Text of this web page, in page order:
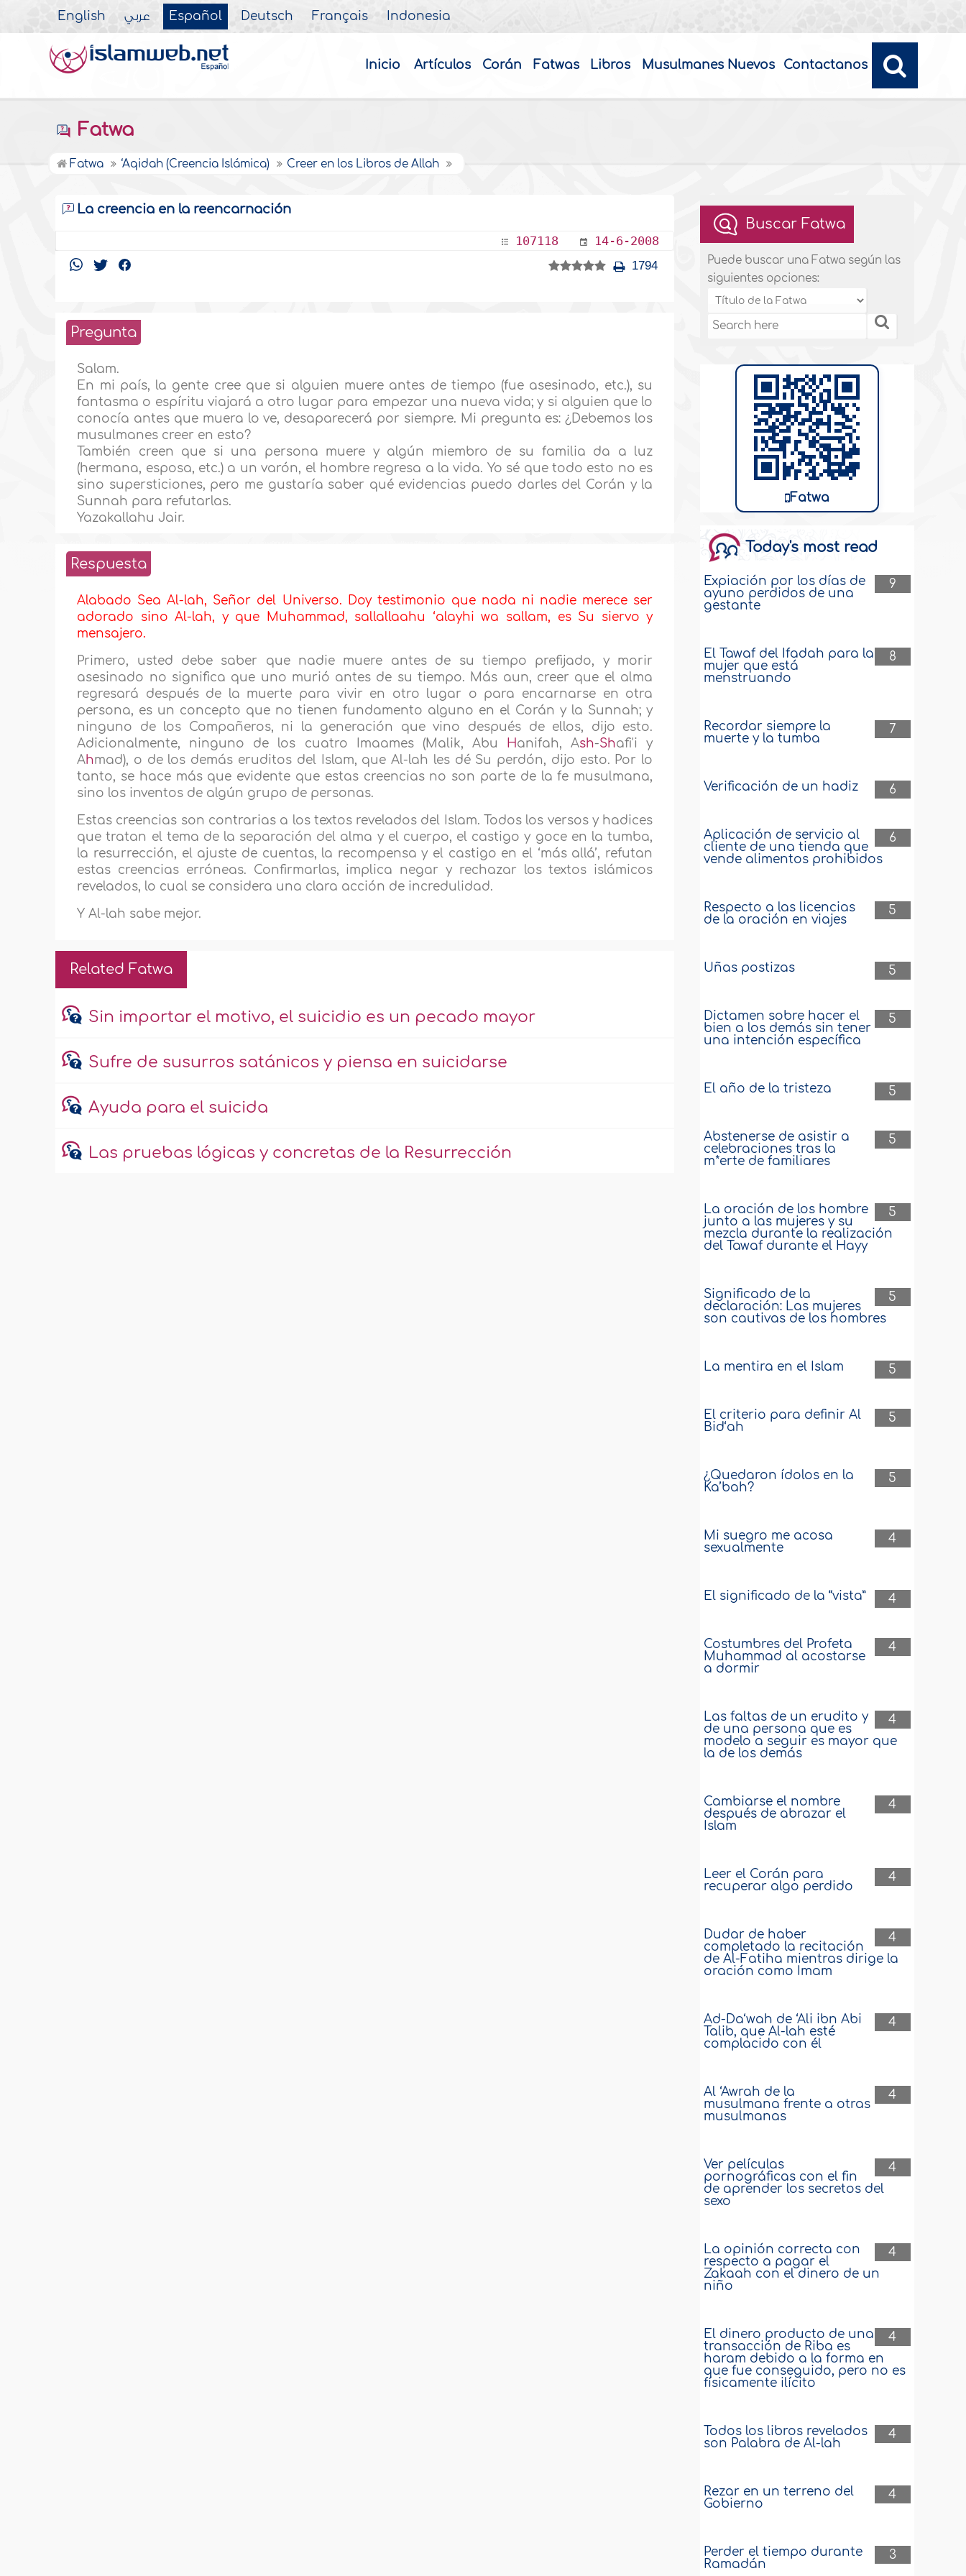
English عربي Español Deutsch Français Indonesia
Inicio Artículos Corán Fatwas Libros Musulmanes Nuevos Contactanos
Fatwa
Fatwa ‘Aqidah (Creencia Islámica) Creer en los Libros de Allah
La creencia en la reencarnación
107118 14-6-2008
1794
Pregunta
Salam.
En mi país, la gente cree que si alguien muere antes de tiempo (fue asesinado, etc.), su
fantasma o espíritu viajará a otro lugar para empezar una nueva vida; y si alguien que lo
conocía antes que muera lo ve, desaparecerá por siempre. Mi pregunta es: ¿Debemos los
musulmanes creer en esto?
También creen que si una persona muere y algún miembro de su familia da a luz
(hermana, esposa, etc.) a un varón, el hombre regresa a la vida. Yo sé que todo esto no es
sino supersticiones, pero me gustaría saber qué evidencias puedo darles del Corán y la
Sunnah para refutarlas.
Yazakallahu Jair.
Respuesta
Alabado Sea Al-lah, Señor del Universo. Doy testimonio que nada ni nadie merece ser
adorado sino Al-lah, y que Muhammad, sallallaahu ‘alayhi wa sallam, es Su siervo y
mensajero.
Primero, usted debe saber que nadie muere antes de su tiempo prefijado, y morir
asesinado no significa que uno murió antes de su tiempo. Más aun, creer que el alma
regresará después de la muerte para vivir en otro lugar o para encarnarse en otra
persona, es un concepto que no tienen fundamento alguno en el Corán y la Sunnah; y
ninguno de los Compañeros, ni la generación que vino después de ellos, dijo esto.
Adicionalmente, ninguno de los cuatro Imaames (Malik, Abu
Hanifah, Ash-Shafi'i y
Ahmad), o de los demás eruditos del Islam, que Al-lah les dé Su perdón, dijo esto. Por lo
tanto, se hace más que evidente que estas creencias no son parte de la fe musulmana,
sino los inventos de algún grupo de personas.
Estas creencias son contrarias a los textos revelados del Islam. Todos los versos y hadices
que tratan el tema de la separación del alma y el cuerpo, el castigo y goce en la tumba,
la resurrección, el ajuste de cuentas, la recompensa y el castigo en el ‘más allá’, refutan
estas creencias erróneas. Confirmarlas, implica negar y rechazar los textos islámicos
revelados, lo cual se considera una clara acción de incredulidad.
Y Al-lah sabe mejor.
Related Fatwa
Sin importar el motivo, el suicidio es un pecado mayor
Sufre de susurros satánicos y piensa en suicidarse
Ayuda para el suicida
Las pruebas lógicas y concretas de la Resurrección
Buscar Fatwa
Puede buscar una Fatwa según las
siguientes opciones:
Fatwa
Today's most read
9
Expiación por los días de
ayuno perdidos de una
gestante
8
El Tawaf del Ifadah para la
mujer que está
menstruando
7
Recordar siempre la
muerte y la tumba
6
Verificación de un hadiz
6
Aplicación de servicio al
cliente de una tienda que
vende alimentos prohibidos
5
Respecto a las licencias
de la oración en viajes
5
Uñas postizas
5
Dictamen sobre hacer el
bien a los demás sin tener
una intención específica
5
El año de la tristeza
5
Abstenerse de asistir a
celebraciones tras la
m*erte de familiares
5
La oración de los hombre
junto a las mujeres y su
mezcla durante la realización
del Tawaf durante el Hayy
5
Significado de la
declaración: Las mujeres
son cautivas de los hombres
5
La mentira en el Islam
5
El criterio para definir Al
Bid‘ah
5
¿Quedaron ídolos en la
Ka’bah?
4
Mi suegro me acosa
sexualmente
4
El significado de la “vista”
4
Costumbres del Profeta
Muhammad al acostarse
a dormir
4
Las faltas de un erudito y
de una persona que es
modelo a seguir es mayor que
la de los demás
4
Cambiarse el nombre
después de abrazar el
Islam
4
Leer el Corán para
recuperar algo perdido
4
Dudar de haber
completado la recitación
de Al-Fatiha mientras dirige la
oración como Imam
4
Ad-Da‘wah de ‘Ali ibn Abi
Talib, que Al-lah esté
complacido con él
4
Al ‘Awrah de la
musulmana frente a otras
musulmanas
4
Ver películas
pornográficas con el fin
de aprender los secretos del
sexo
4
La opinión correcta con
respecto a pagar el
Zakaah con el dinero de un
niño
4
El dinero producto de una
transacción de Riba es
haram debido a la forma en
que fue conseguido, pero no es
físicamente ilícito
4
Todos los libros revelados
son Palabra de Al-lah
4
Rezar en un terreno del
Gobierno
3
Perder el tiempo durante
Ramadán